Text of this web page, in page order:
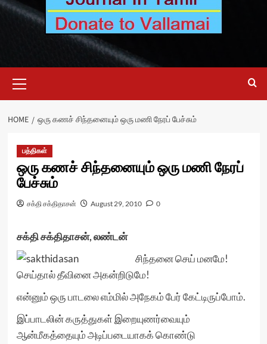
Menu
HOME ஒரு கணச் சிந்தனையும் ஒரு மணி நேரப் பேச்சும்
பத்திகள்
ஒரு கணச் சிந்தனையும் ஒரு மணி நேரப்
பேச்சும்
சக்தி சக்திதாசன் August 29, 2010 0
சக்தி சக்திதாசன், லண்டன்
சிந்தனை செய் மனமே!
செய்தால் தீவினை அகன்றிடுமே!
என்னும் ஒரு பாடலை எம்மில் அநேகம் பேர் கேட்டிருப்போம்.
இப்பாடலின் கருத்துகள் இறையுணர்வையும்
ஆன்மீகத்தையும் அடிப்படையாகக் கொண்டு